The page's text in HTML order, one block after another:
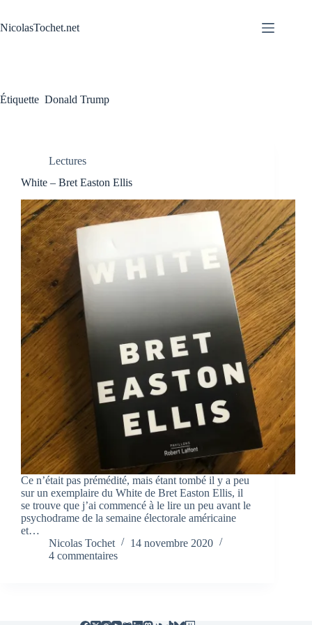
contenu
NicolasTochet.net
Étiquette Donald Trump
Lectures
White – Bret Easton Ellis
Ce n’était pas prémédité, mais étant tombé il y a peu
sur un exemplaire du White de Bret Easton Ellis, il
se trouve que j’ai commencé à le lire un peu avant le
psychodrame de la semaine électorale américaine
et…
Nicolas Tochet
14 novembre 2020
4 commentaires